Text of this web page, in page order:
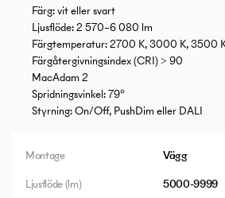
Färg: vit eller svart
Ljusflöde: 2 570–6 080 lm
Färgtemperatur: 2700 K, 3000 K, 3500
Färgåtergivningsindex (CRI) > 90
MacAdam 2
Spridningsvinkel: 79°
Styrning: On/Off, PushDim eller DALI
Montage
Vägg
Ljusflöde (lm)
5000-9999